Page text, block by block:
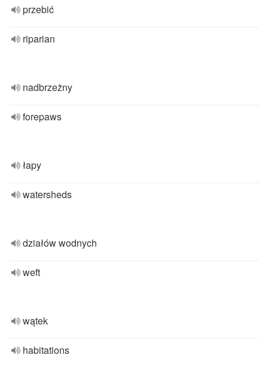
przebić
riparian
nadbrzeżny
forepaws
łapy
watersheds
działów wodnych
weft
wątek
habitations